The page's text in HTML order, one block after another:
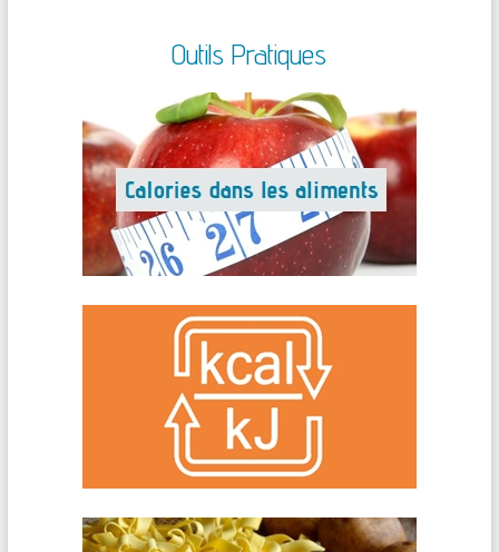
Outils Pratiques